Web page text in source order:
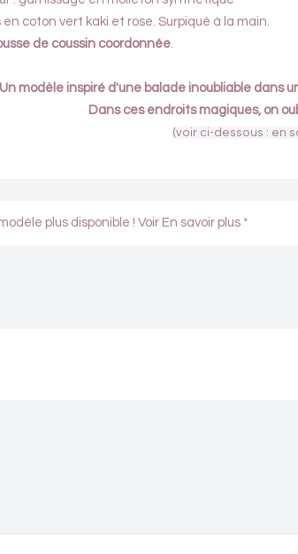
en coton vert kaki et rose. Surpiqué à la main.
de coussin coordonnée.
Un modèle inspiré d'une balade inoubliable dans
Dans ces endroits magiques, on
(voir ci-dessous : en
plus disponible ! Voir En savoir plus *